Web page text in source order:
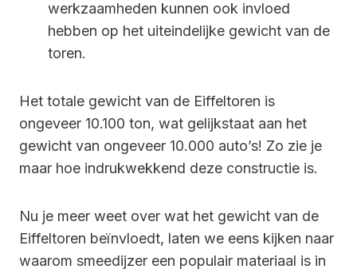
werkzaamheden kunnen ook invloed
hebben op het uiteindelijke gewicht van de
toren.
Het totale gewicht van de Eiffeltoren is
ongeveer 10.100 ton, wat gelijkstaat aan het
gewicht van ongeveer 10.000 auto’s! Zo zie je
maar hoe indrukwekkend deze constructie is.
Nu je meer weet over wat het gewicht van de
Eiffeltoren beïnvloedt, laten we eens kijken naar
waarom smeedijzer een populair materiaal is in